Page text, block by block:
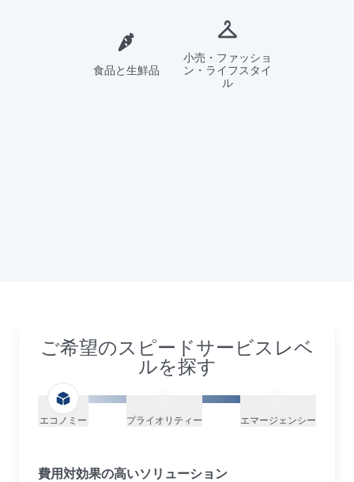
食品と生鮮品
小売・ファッショ
ン・ライフスタイ
ル
ご希望のスピードサービスレベ
ルを探す
エコノミー プライオリティー エマージェンシー
費用対効果の高いソリューション